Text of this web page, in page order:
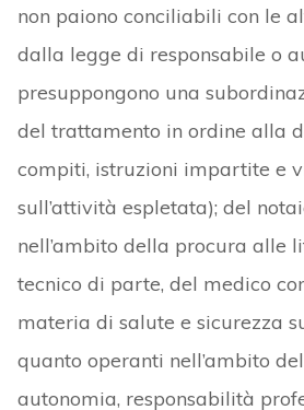
non paiono conciliabili con le
dalla legge di responsabile o
presuppongono una
del trattamento in ordine alla
compiti, istruzioni impartite e
sull’attività espletata); del
nell’ambito della procura alle
tecnico di parte, del medico
materia di salute e sicurezza
quanto operanti nell’ambito
autonomia, responsabilità